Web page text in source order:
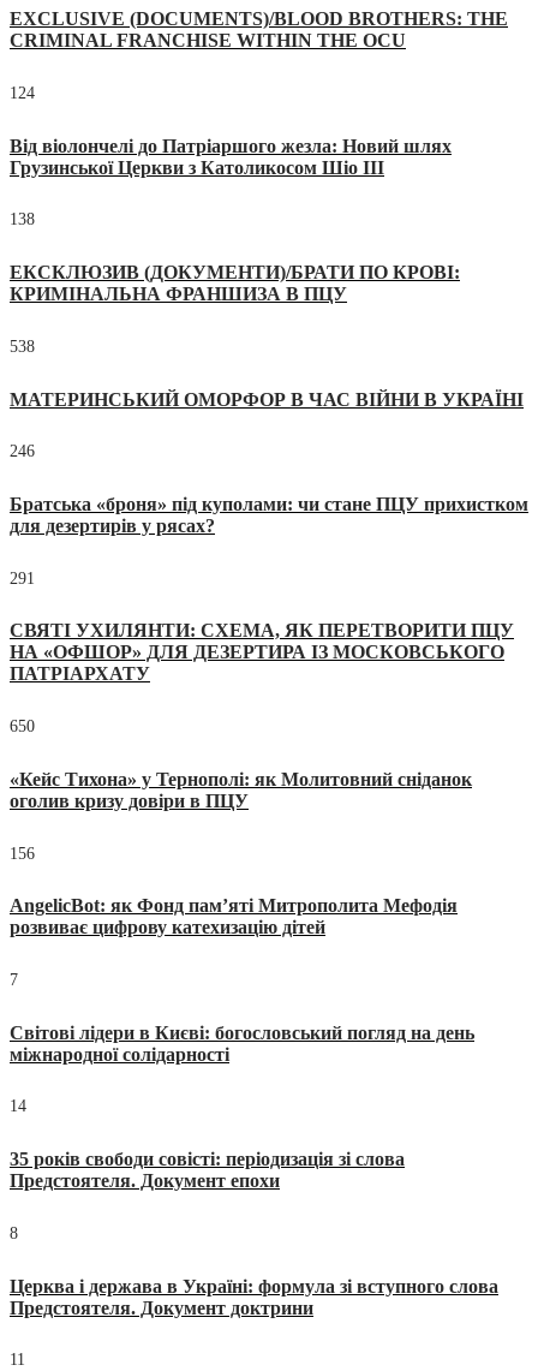
EXCLUSIVE (DOCUMENTS)/BLOOD BROTHERS: THE
CRIMINAL FRANCHISE WITHIN THE OCU
124
Від віолончелі до Патріаршого жезла: Новий шлях
Грузинської Церкви з Католикосом Шіо III
138
ЕКСКЛЮЗИВ (ДОКУМЕНТИ)/БРАТИ ПО КРОВІ:
КРИМІНАЛЬНА ФРАНШИЗА В ПЦУ
538
МАТЕРИНСЬКИЙ ОМОРФОР В ЧАС ВІЙНИ В УКРАЇНІ
246
Братська «броня» під куполами: чи стане ПЦУ прихистком
для дезертирів у рясах?
291
СВЯТІ УХИЛЯНТИ: СХЕМА, ЯК ПЕРЕТВОРИТИ ПЦУ
НА «ОФШОР» ДЛЯ ДЕЗЕРТИРА ІЗ МОСКОВСЬКОГО
ПАТРІАРХАТУ
650
«Кейс Тихона» у Тернополі: як Молитовний сніданок
оголив кризу довіри в ПЦУ
156
AngelicBot: як Фонд пам’яті Митрополита Мефодія
розвиває цифрову катехизацію дітей
7
Світові лідери в Києві: богословський погляд на день
міжнародної солідарності
14
35 років свободи совісті: періодизація зі слова
Предстоятеля. Документ епохи
8
Церква і держава в Україні: формула зі вступного слова
Предстоятеля. Документ доктрини
11